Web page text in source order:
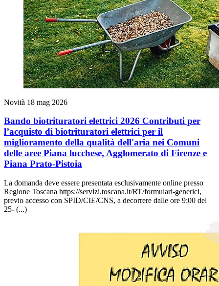
Novità 18 mag 2026
Bando biotrituratori elettrici 2026 Contributi per
l’acquisto di biotrituratori elettrici per il
miglioramento della qualità dell'aria nei Comuni
delle aree Piana lucchese, Agglomerato di Firenze e
Piana Prato-Pistoia
La domanda deve essere presentata esclusivamente online presso
Regione Toscana https://servizi.toscana.it/RT/formulari-generici,
previo accesso con SPID/CIE/CNS, a decorrere dalle ore 9:00 del
25- (...)